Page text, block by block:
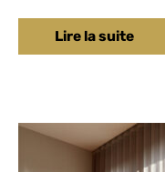
Lire la suite